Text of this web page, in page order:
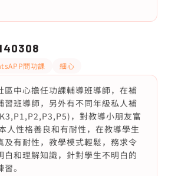
問功課 細心
區中心擔任功課輔導班導師，在補
習班導師，另外有不同年級私人補
，對教導小朋友富
人性格善良和有耐性，在教導學生
及有耐性，教學模式輕鬆，務求令
白和理解知識，針對學生不明白的
。